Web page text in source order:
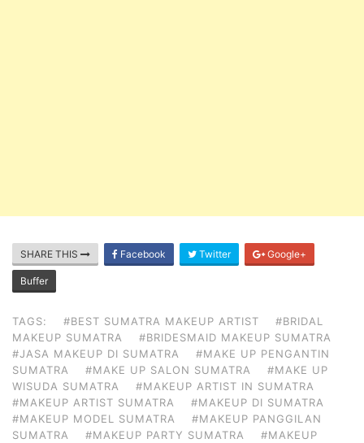
SHARE THIS Facebook Twitter Google+
Buffer
TAGS: #BEST SUMATRA MAKEUP ARTIST
#BRIDAL
MAKEUP SUMATRA
#BRIDESMAID MAKEUP SUMATRA
#JASA MAKEUP DI SUMATRA
#MAKE UP PENGANTIN
SUMATRA
#MAKE UP SALON SUMATRA
#MAKE UP
WISUDA SUMATRA
#MAKEUP ARTIST IN SUMATRA
#MAKEUP ARTIST SUMATRA
#MAKEUP DI SUMATRA
#MAKEUP MODEL SUMATRA
#MAKEUP PANGGILAN
SUMATRA
#MAKEUP PARTY SUMATRA
#MAKEUP